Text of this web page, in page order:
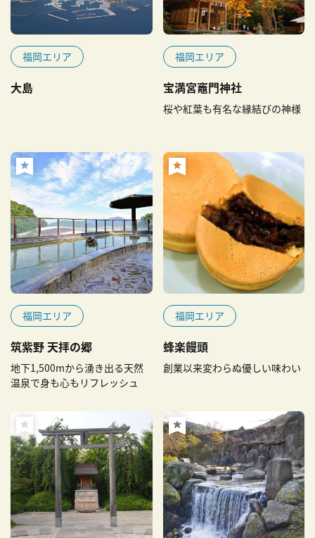
福岡エリア
大島
福岡エリア
宝満宮竈門神社
桜や紅葉も有名な縁結びの神様
福岡エリア
筑紫野 天拝の郷
地下1,500mから湧き出る天然
温泉で身も心もリフレッシュ
福岡エリア
蜂楽饅頭
創業以来変わらぬ優しい味わい